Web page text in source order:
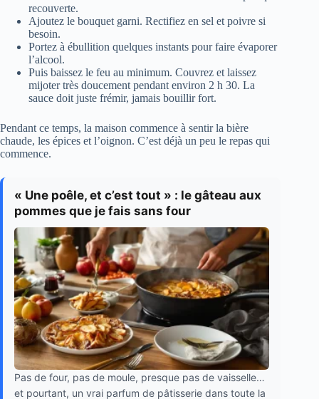
recouverte.
Ajoutez le bouquet garni. Rectifiez en sel et poivre si
besoin.
Portez à ébullition quelques instants pour faire évaporer
l’alcool.
Puis baissez le feu au minimum. Couvrez et laissez
mijoter très doucement pendant environ 2 h 30. La
sauce doit juste frémir, jamais bouillir fort.
Pendant ce temps, la maison commence à sentir la bière
chaude, les épices et l’oignon. C’est déjà un peu le repas qui
commence.
« Une poêle, et c’est tout » : le gâteau aux
pommes que je fais sans four
Pas de four, pas de moule, presque pas de vaisselle…
et pourtant, un vrai parfum de pâtisserie dans toute la